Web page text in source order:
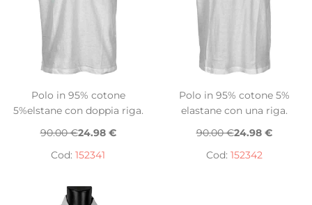
Polo in 95% cotone
5%elstane con doppia riga.
90.00 €24.98 €
Cod: 152341
Polo in 95% cotone 5%
elastane con una riga.
90.00 €24.98 €
Cod: 152342